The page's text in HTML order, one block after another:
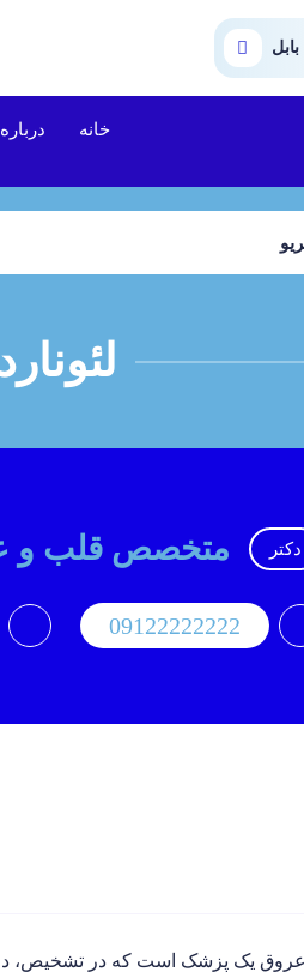
خانه
دکتر متخصص قلب و
09122222222
یک پزشک است که در تشخیص،